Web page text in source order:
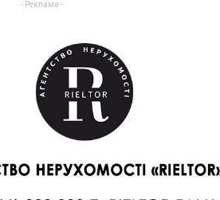
- Реклама -